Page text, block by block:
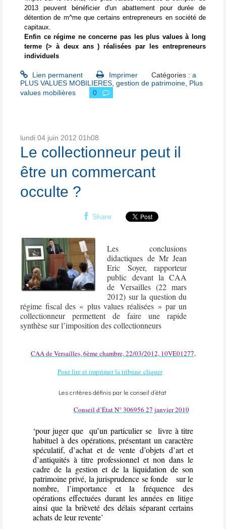
2013 peuvent bénéficier d'un abattement pour durée de
détention de m^me que certains entrepreneurs en société de
capitaux.
Enfin ce régime ne concerne pas les plus values à long
terme (> à deux ans ) réalisées par les entrepreneurs
individuels
Lien permanent Imprimer Catégories : a
PLUS VALUES MOBILIERES, gestion de patrimoine, Plus
values mobilières
0
lundi 04 juin 2012 01h08
Le collectionneur peut il
être un commercant
occulte ?
Share
Les conclusions
didactiques de Mr Jean
Eric Soyer, rapporteur
public devant la CAA
de Versailles (22 mars
2012) sur la question du
régime fiscal des « plus values réalisées » par un
collectionneur permettent de faire une rapide
synthèse sur l’imposition des collectionneurs
CAA de Versailles, 6ème chambre, 22/03/2012, 10VE01277,
Pour lire et imprimer la tribune cliquer
Les critères définis par le conseil d’état
Conseil d’ÉtatN° 306956 27 janvier 2010
‘pour juger que qu’un particulier se livre à titre
habituel à des opérations, présentant un caractère
spéculatif, d’achat et de vente d’objets d’art et
d’antiquités à titre professionnel et non dans le
cadre de la gestion et de la liquidation de son
patrimoine privé, la jurisprudence se fonde
sur le
nombre, l’importance et la fréquence des
opérations effectuées durant les années en litige
ainsi que la brièveté des délais séparant certains
achats de leur revente’